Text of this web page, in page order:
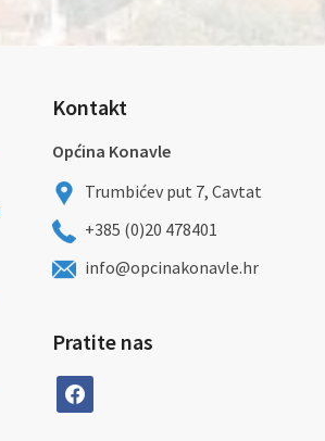
Kontakt
Općina Konavle
Trumbićev put 7, Cavtat
+385 (0)20 478401
info@opcinakonavle.hr
Pratite nas
facebook